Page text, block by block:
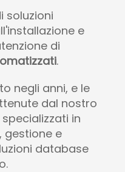
soluzioni
e
di
.
negli anni, e le
dal nostro
in
gestione e
database